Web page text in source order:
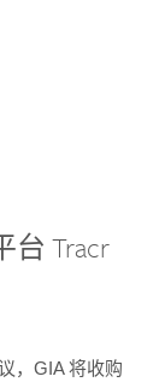
台 Tracr
，GIA 将收购